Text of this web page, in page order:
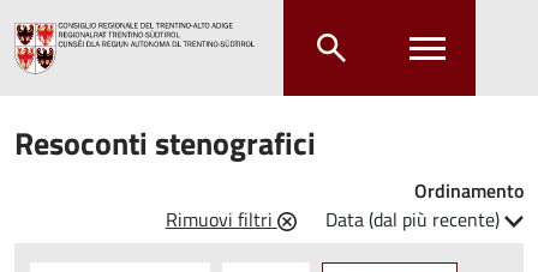
Resoconti stenografici
Rimuovi filtri
Ordinamento
Data (dal più recente)